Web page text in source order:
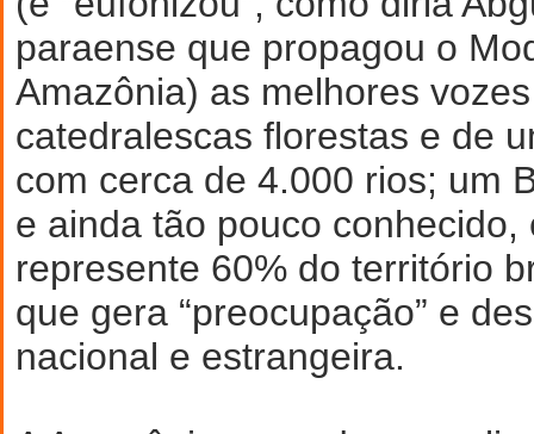
paraense que propagou o
Amazônia) as melhores
catedralescas florestas e de
com cerca de 4.000 rios; um
e ainda tão pouco conhecido,
represente 60% do território
que gera “preocupação” e
nacional e estrangeira.